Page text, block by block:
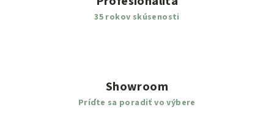
i
s
35 rokov skúsenosti
Showroom
Príďte sa poradiť vo výbere